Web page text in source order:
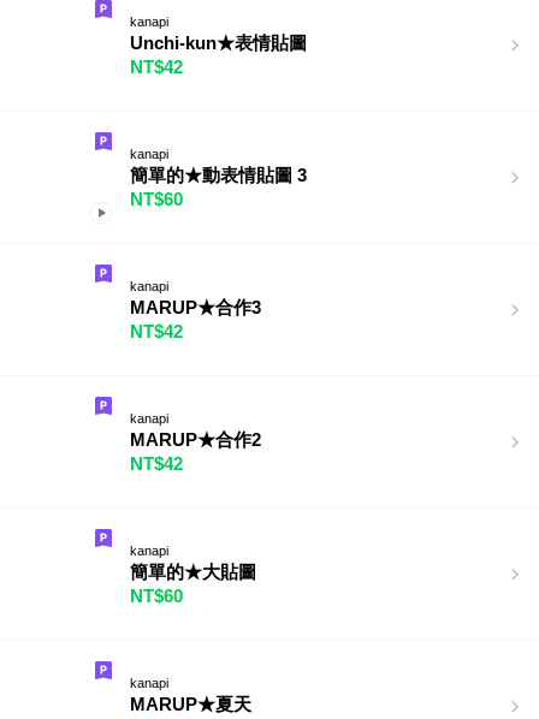
kanapi
Unchi-kun★表情貼圖
NT$42
kanapi
簡單的★動表情貼圖 3
NT$60
kanapi
MARUP★合作3
NT$42
kanapi
MARUP★合作2
NT$42
kanapi
簡單的★大貼圖
NT$60
kanapi
MARUP★夏天